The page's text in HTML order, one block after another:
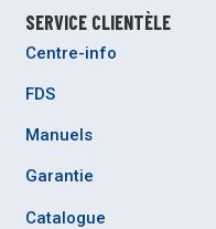
SERVICE CLIENTÈLE
Centre-info
FDS
Manuels
Garantie
Catalogue